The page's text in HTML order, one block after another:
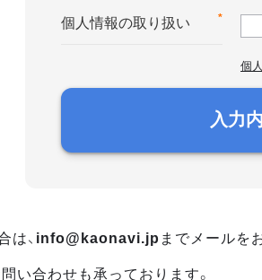
*
個人情報の取り扱い
個
入力
、 info@kaonavi.jp までメールを
い合わせも承っております。